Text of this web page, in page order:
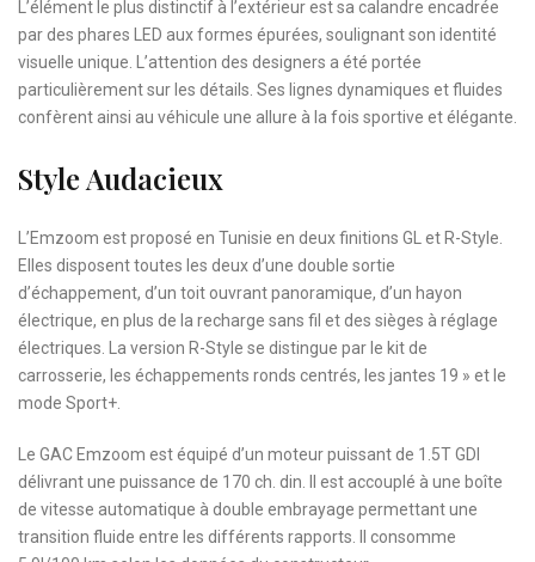
L’élément le plus distinctif à l’extérieur est sa calandre encadrée
par des phares LED aux formes épurées, soulignant son identité
visuelle unique. L’attention des designers a été portée
particulièrement sur les détails. Ses lignes dynamiques et fluides
confèrent ainsi au véhicule une allure à la fois sportive et élégante.
Style Audacieux
L’Emzoom est proposé en Tunisie en deux finitions GL et R-Style.
Elles disposent toutes les deux d’une double sortie
d’échappement, d’un toit ouvrant panoramique, d’un hayon
électrique, en plus de la recharge sans fil et des sièges à réglage
électriques. La version R-Style se distingue par le kit de
carrosserie, les échappements ronds centrés, les jantes 19 » et le
mode Sport+.
Le GAC Emzoom est équipé d’un moteur puissant de 1.5T GDI
délivrant une puissance de 170 ch. din. Il est accouplé à une boîte
de vitesse automatique à double embrayage permettant une
transition fluide entre les différents rapports. Il consomme